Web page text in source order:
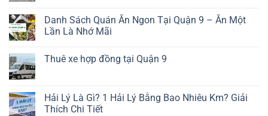
Danh Sách Quán Ăn Ngon Tại Quận 9 – Ăn Một
Lần Là Nhớ Mãi
Thuê xe hợp đồng tại Quận 9
Hải Lý Là Gì? 1 Hải Lý Bằng Bao Nhiêu Km? Giải
Thích Chi Tiết